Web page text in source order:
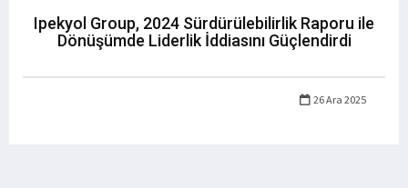
Ipekyol Group, 2024 Sürdürülebilirlik Raporu ile
Dönüşümde Liderlik İddiasını Güçlendirdi
26 Ara 2025